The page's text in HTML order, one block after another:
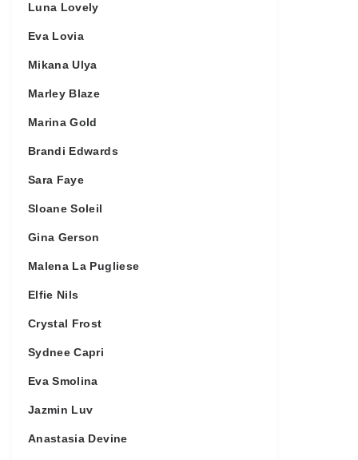
Luna Lovely
Eva Lovia
Mikana Ulya
Marley Blaze
Marina Gold
Brandi Edwards
Sara Faye
Sloane Soleil
Gina Gerson
Malena La Pugliese
Elfie Nils
Crystal Frost
Sydnee Capri
Eva Smolina
Jazmin Luv
Anastasia Devine